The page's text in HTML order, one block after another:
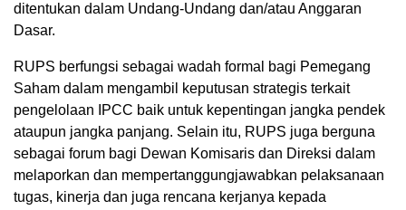
ditentukan dalam Undang-Undang dan/atau Anggaran
Dasar.
RUPS berfungsi sebagai wadah formal bagi Pemegang
Saham dalam mengambil keputusan strategis terkait
pengelolaan IPCC baik untuk kepentingan jangka pendek
ataupun jangka panjang. Selain itu, RUPS juga berguna
sebagai forum bagi Dewan Komisaris dan Direksi dalam
melaporkan dan mempertanggungjawabkan pelaksanaan
tugas, kinerja dan juga rencana kerjanya kepada